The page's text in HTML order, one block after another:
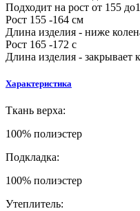
Подходит на рост от 155
Рост 155 -164 см
Длина изделия - ниже
Рост 165 -172 с
Длина изделия - закрывает
Характеристика
Ткань верха:
100% полиэстер
Подкладка:
100% полиэстер
Утеплитель: